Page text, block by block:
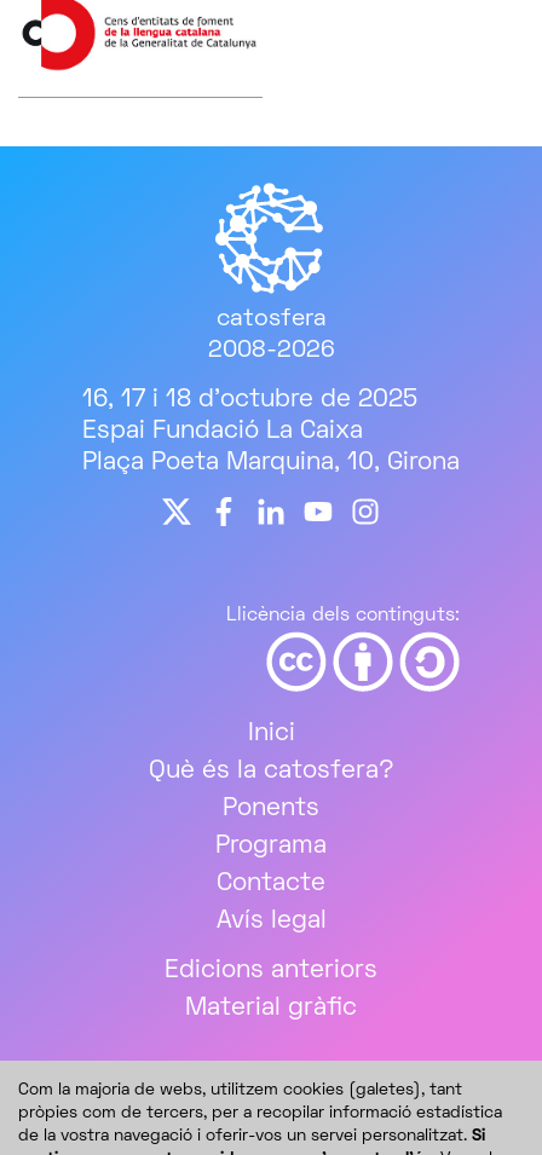
catosfera
2008-2026
Inici
Què és la catosfera?
Ponents
Programa
Contacte
Avís legal
Edicions anteriors
Material gràfic
16, 17 i 18 d'octubre de 2025
Espai Fundació La Caixa
Plaça Poeta Marquina, 10, Girona
Llicència dels continguts:
Com la majoria de webs, utilitzem cookies (galetes), tant
pròpies com de tercers, per a recopilar informació estadística
de la vostra navegació i oferir-vos un servei personalitzat. Si